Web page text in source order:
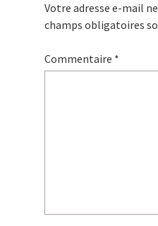
Votre adresse e-mail
champs obligatoires
Commentaire *